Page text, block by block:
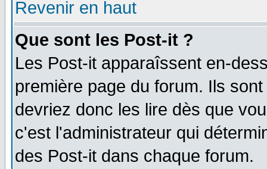
Revenir en haut
Que sont les Post-it ?
Les Post-it apparaîssent en-
première page du forum. Ils
devriez donc les lire dès que
c'est l'administrateur qui
des Post-it dans chaque forum.